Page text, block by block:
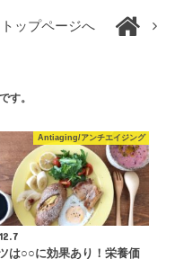
トップページへ
す。
Antiaging/アンチエイジング
は○○に効果あり！栄養価